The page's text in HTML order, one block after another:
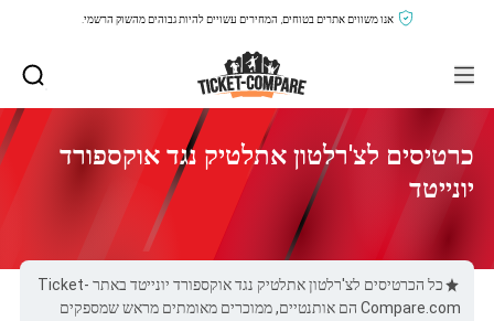
אנו משווים אתרים בטוחים, המחירים עשויים להיות גבוהים מהשוק הרשמי.
כרטיסים לצ'רלטון אתלטיק נגד אוקספורד
יונייטד
כל הכרטיסים לצ'רלטון אתלטיק נגד אוקספורד יונייטד באתר Ticket-
Compare.com הם אותנטיים, ממוכרים מאומתים מראש שמספקים